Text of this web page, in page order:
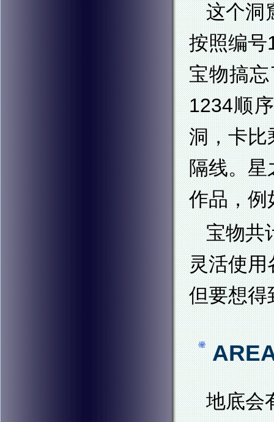
这个洞
按照编号
宝物搞
1234顺
洞，卡比
隔线。星
作品，例
宝物共
灵活使用
但要想得
地底会